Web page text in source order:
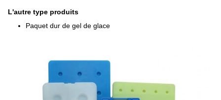
L'autre type produits
Paquet dur de gel de glace